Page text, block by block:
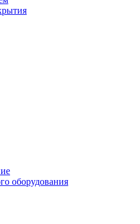
оборудования